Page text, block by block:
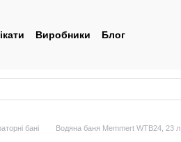
Виробники
Блог
бані Водяна баня Memmert WTB24, 23 л